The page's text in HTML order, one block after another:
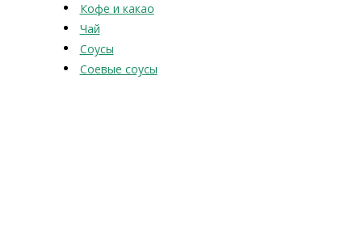
Кофе и какао
Чай
Соусы
Соевые соусы